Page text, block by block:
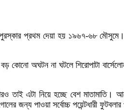
প্রথম দেয়া হয় ১৯৬৭-৬৮ মৌসুমে।
অঘটন না ঘটলে শিরোপাটা
এটা নিয়ে হচ্ছে বেশ মাতামাতি।
জন্য পাওয়া সর্বোচ্চ পয়েন্টধারী ফুটবলার